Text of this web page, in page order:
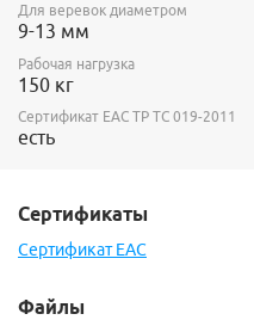
Для веревок диаметром
9-13 мм
Рабочая нагрузка
150 кг
Сертификат ЕАС ТР ТС 019-2011
есть
Сертификаты
Сертификат EAC
Файлы